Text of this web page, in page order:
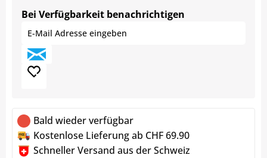
Bei Verfügbarkeit benachrichtigen
Bald wieder verfügbar
Kostenlose Lieferung ab CHF 69.90
Schneller Versand aus der Schweiz